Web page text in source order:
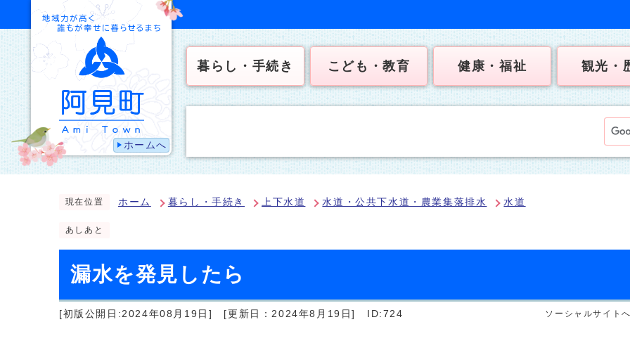
ホームへ
暮らし・手続き こども・教育 健康・福祉 観光・
現在位置 ホーム 暮らし・手続き 上下水道 水道・公共下水道・農業集落排水 水道
あしあと
漏水を発見したら
[初版公開日:2024年08月19日] [更新日：2024年8月19日] ID:724 ソーシャルサイト